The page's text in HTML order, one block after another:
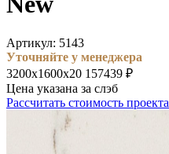
Артикул: 5143
Уточняйте у менеджера
3200х1600х20 157439 ₽
Цена указана за слэб
Рассчитать стоимость проекта